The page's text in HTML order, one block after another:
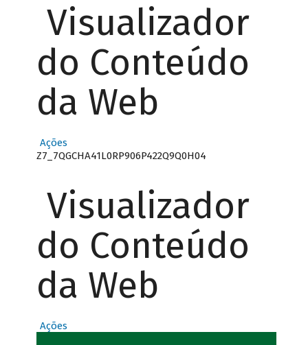
Visualizador
do Conteúdo
da Web
Ações
Z7_7QGCHA41L0RP906P422Q9Q0H04
Visualizador
do Conteúdo
da Web
Ações